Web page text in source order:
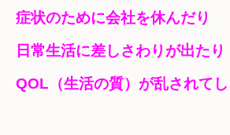
症状のために会社を休んだり
日常生活に差しさわりが出たり
QOL（生活の質）が乱されて